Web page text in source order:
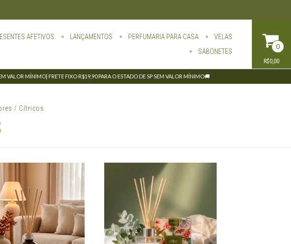
AFETIVOS LANÇAMENTOS PERFUMARIA PARA CASA
VELAS
SABONETES
0
R$0,00
VALOR MÍNIMO| FRETE FIXO R$19,90 PARA O ESTADO DE SP SEM VALOR MÍNIMO🚚
/ Cítricos